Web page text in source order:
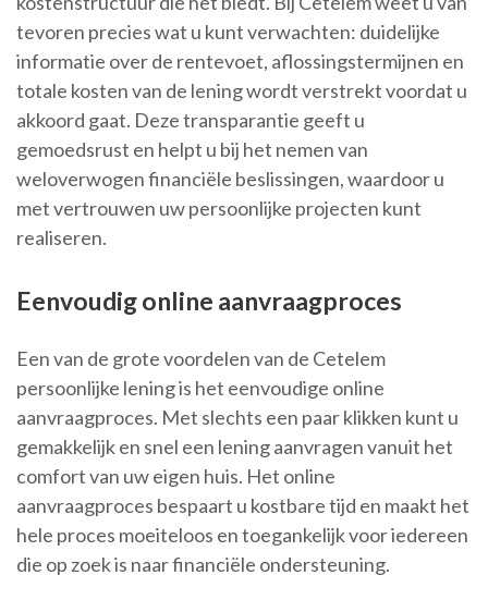
tevoren precies wat u kunt verwachten: duidelijke
informatie over de rentevoet, aflossingstermijnen en
totale kosten van de lening wordt verstrekt voordat u
akkoord gaat. Deze transparantie geeft u
gemoedsrust en helpt u bij het nemen van
weloverwogen financiële beslissingen, waardoor u
met vertrouwen uw persoonlijke projecten kunt
realiseren.
Eenvoudig online aanvraagproces
Een van de grote voordelen van de Cetelem
persoonlijke lening is het eenvoudige online
aanvraagproces. Met slechts een paar klikken kunt u
gemakkelijk en snel een lening aanvragen vanuit het
comfort van uw eigen huis. Het online
aanvraagproces bespaart u kostbare tijd en maakt het
hele proces moeiteloos en toegankelijk voor iedereen
die op zoek is naar financiële ondersteuning.